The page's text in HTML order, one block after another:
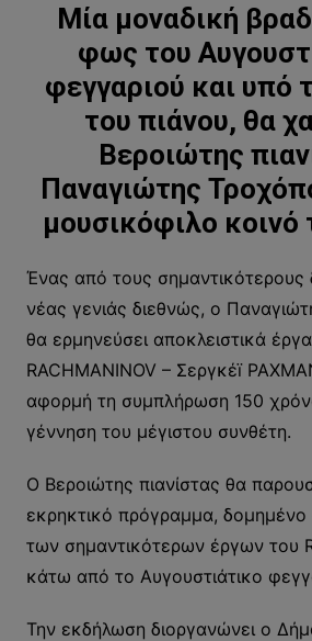
Μία μοναδική
φως του
φεγγαριού και υπό
του πιάνου, θα
Βεροιώτης
Παναγιώτης
μουσικόφιλο κοινό
Ένας από τους σημαντικότερους
νέας γενιάς διεθνώς, ο
θα ερμηνεύσει αποκλειστικά
RACHMANINOV – Σεργκέï
αφορμή τη συμπλήρωση 150
γέννηση του μέγιστου συνθέτη.
Ο Βεροιώτης πιανίστας θα
εκρηκτικό πρόγραμμα,
των σημαντικότερων έργων του
κάτω από το Αυγουστιάτικο
Την εκδήλωση διοργανώνει ο